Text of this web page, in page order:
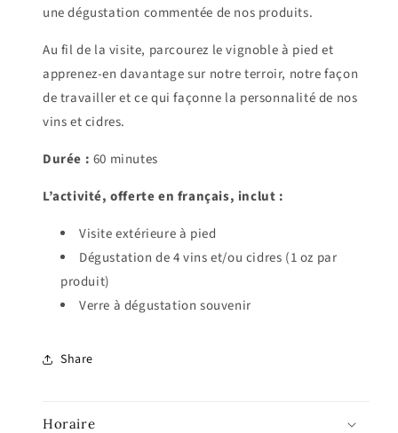
une dégustation commentée de nos produits.
Au fil de la visite, parcourez le vignoble à pied et
apprenez-en davantage sur notre terroir, notre façon
de travailler et ce qui façonne la personnalité de nos
vins et cidres.
Durée : 60 minutes
L’activité, offerte en français, inclut :
Visite extérieure à pied
Dégustation de 4 vins et/ou cidres (1 oz par
produit)
Verre à dégustation souvenir
Share
Horaire